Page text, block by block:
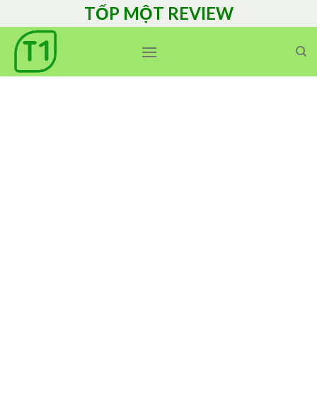
to
content
TỐP MỘT REVIEW